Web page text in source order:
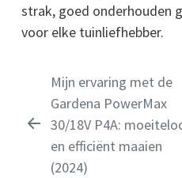
strak, goed onderhouden
voor elke tuinliefhebber.
Mijn ervaring met de
Gardena PowerMax
30/18V P4A:
en efficiënt maaien
(2024)